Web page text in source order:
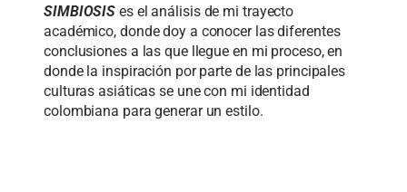
SIMBIOSIS es el análisis de mi trayecto
académico, donde doy a conocer las diferentes
conclusiones a las que llegue en mi proceso, en
donde la inspiración por parte de las principales
culturas asiáticas se une con mi identidad
colombiana para generar un estilo.